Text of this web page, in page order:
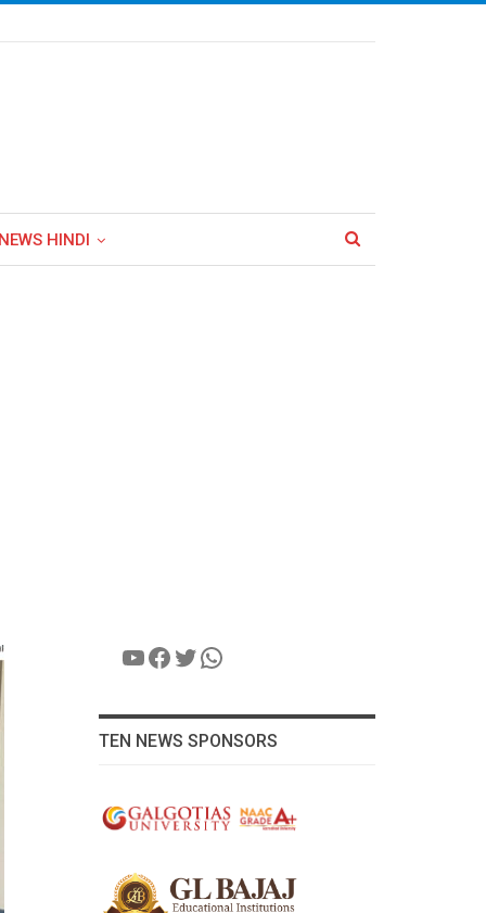
HINDI
YouTube
Facebook
Twitter
WhatsApp
TEN NEWS SPONSORS